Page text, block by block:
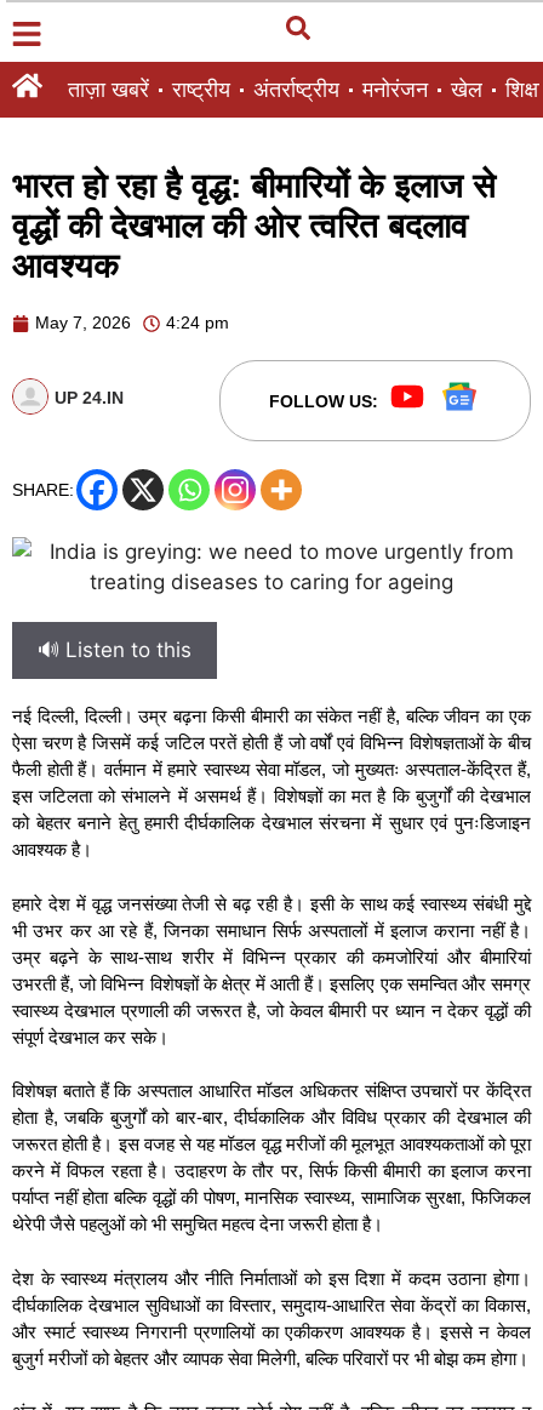
ताज़ा खबरें राष्ट्रीय अंतर्राष्ट्रीय मनोरंजन खेल शिक्षा
भारत हो रहा है वृद्ध: बीमारियों के इलाज से
वृद्धों की देखभाल की ओर त्वरित बदलाव
आवश्यक
May 7, 2026 4:24 pm
UP 24.IN FOLLOW US:
SHARE:
🔊 Listen to this
नई दिल्ली, दिल्ली। उम्र बढ़ना किसी बीमारी का संकेत नहीं है, बल्कि जीवन का एक
ऐसा चरण है जिसमें कई जटिल परतें होती हैं जो वर्षों एवं विभिन्न विशेषज्ञताओं के बीच
फैली होती हैं। वर्तमान में हमारे स्वास्थ्य सेवा मॉडल, जो मुख्यतः अस्पताल-केंद्रित हैं,
इस जटिलता को संभालने में असमर्थ हैं। विशेषज्ञों का मत है कि बुजुर्गों की देखभाल
को बेहतर बनाने हेतु हमारी दीर्घकालिक देखभाल संरचना में सुधार एवं पुनःडिजाइन
आवश्यक है।
हमारे देश में वृद्ध जनसंख्या तेजी से बढ़ रही है। इसी के साथ कई स्वास्थ्य संबंधी मुद्दे
भी उभर कर आ रहे हैं, जिनका समाधान सिर्फ अस्पतालों में इलाज कराना नहीं है।
उम्र बढ़ने के साथ-साथ शरीर में विभिन्न प्रकार की कमजोरियां और बीमारियां
उभरती हैं, जो विभिन्न विशेषज्ञों के क्षेत्र में आती हैं। इसलिए एक समन्वित और समग्र
स्वास्थ्य देखभाल प्रणाली की जरूरत है, जो केवल बीमारी पर ध्यान न देकर वृद्धों की
संपूर्ण देखभाल कर सके।
विशेषज्ञ बताते हैं कि अस्पताल आधारित मॉडल अधिकतर संक्षिप्त उपचारों पर केंद्रित
होता है, जबकि बुजुर्गों को बार-बार, दीर्घकालिक और विविध प्रकार की देखभाल की
जरूरत होती है। इस वजह से यह मॉडल वृद्ध मरीजों की मूलभूत आवश्यकताओं को पूरा
करने में विफल रहता है। उदाहरण के तौर पर, सिर्फ किसी बीमारी का इलाज करना
पर्याप्त नहीं होता बल्कि वृद्धों की पोषण, मानसिक स्वास्थ्य, सामाजिक सुरक्षा, फिजिकल
थेरेपी जैसे पहलुओं को भी समुचित महत्व देना जरूरी होता है।
देश के स्वास्थ्य मंत्रालय और नीति निर्माताओं को इस दिशा में कदम उठाना होगा।
दीर्घकालिक देखभाल सुविधाओं का विस्तार, समुदाय-आधारित सेवा केंद्रों का विकास,
और स्मार्ट स्वास्थ्य निगरानी प्रणालियों का एकीकरण आवश्यक है। इससे न केवल
बुजुर्ग मरीजों को बेहतर और व्यापक सेवा मिलेगी, बल्कि परिवारों पर भी बोझ कम होगा।